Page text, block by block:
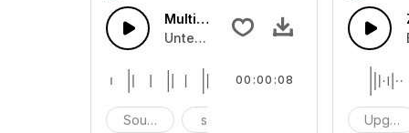
Multi Sounds 15
Unterschiedliche Soundeffekte für
Soundeffektescheitern
00:00:08